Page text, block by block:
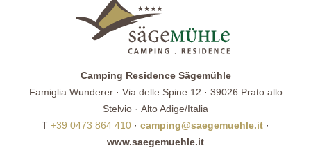
Camping Residence Sägemühle
Famiglia Wunderer · Via delle Spine 12 · 39026 Prato allo
Stelvio · Alto Adige/Italia
T +39 0473 864 410 · camping@saegemuehle.it ·
www.saegemuehle.it